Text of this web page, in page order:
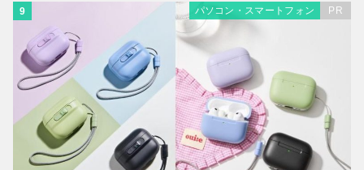
9 パソコン・スマートフォン PR